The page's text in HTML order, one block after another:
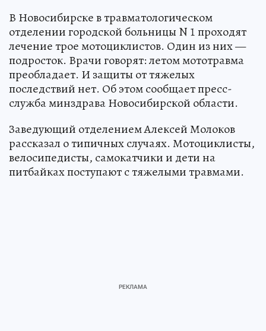
В Новосибирске в травматологическом
отделении городской больницы N 1 проходят
лечение трое мотоциклистов. Один из них —
подросток. Врачи говорят: летом мототравма
преобладает. И защиты от тяжелых
последствий нет. Об этом сообщает пресс-
служба минздрава Новосибирской области.
Заведующий отделением Алексей Молоков
рассказал о типичных случаях. Мотоциклисты,
велосипедисты, самокатчики и дети на
питбайках поступают с тяжелыми травмами.